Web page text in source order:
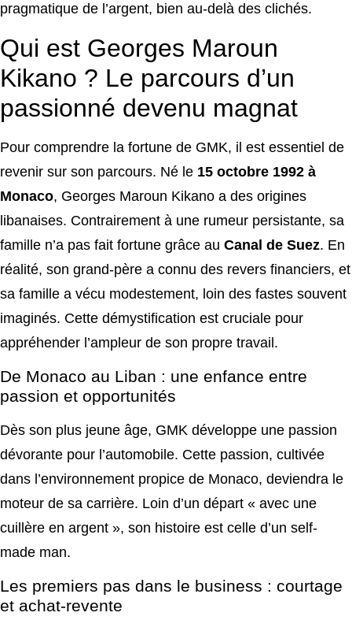
pragmatique de l’argent, bien au-delà des clichés.
Qui est Georges Maroun
Kikano ? Le parcours d’un
passionné devenu magnat
Pour comprendre la fortune de GMK, il est essentiel de
revenir sur son parcours. Né le 15 octobre 1992 à
Monaco, Georges Maroun Kikano a des origines
libanaises. Contrairement à une rumeur persistante, sa
famille n’a pas fait fortune grâce au Canal de Suez. En
réalité, son grand-père a connu des revers financiers, et
sa famille a vécu modestement, loin des fastes souvent
imaginés. Cette démystification est cruciale pour
appréhender l’ampleur de son propre travail.
De Monaco au Liban : une enfance entre
passion et opportunités
Dès son plus jeune âge, GMK développe une passion
dévorante pour l’automobile. Cette passion, cultivée
dans l’environnement propice de Monaco, deviendra le
moteur de sa carrière. Loin d’un départ « avec une
cuillère en argent », son histoire est celle d’un self-
made man.
Les premiers pas dans le business : courtage
et achat-revente